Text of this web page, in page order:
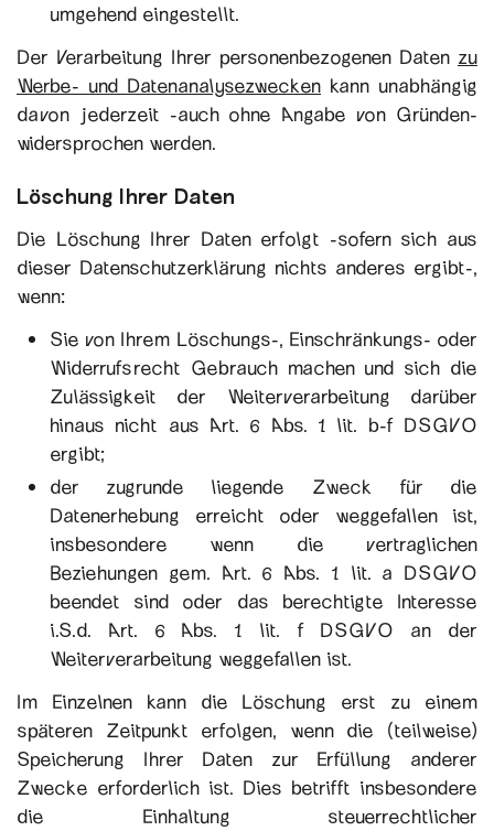
umgehend eingestellt.
Der Verarbeitung Ihrer personenbezogenen Daten zu
Werbe- und Datenanalysezwecken kann unabhängig
davon jederzeit -auch ohne Angabe von Gründen-
widersprochen werden.
Löschung Ihrer Daten
Die Löschung Ihrer Daten erfolgt -sofern sich aus
dieser Datenschutzerklärung nichts anderes ergibt-,
wenn:
Sie von Ihrem Löschungs-, Einschränkungs- oder
Widerrufsrecht Gebrauch machen und sich die
Zulässigkeit der Weiterverarbeitung darüber
hinaus nicht aus Art. 6 Abs. 1 lit. b-f DSGVO
ergibt;
der zugrunde liegende Zweck für die
Datenerhebung erreicht oder weggefallen ist,
insbesondere wenn die vertraglichen
Beziehungen gem. Art. 6 Abs. 1 lit. a DSGVO
beendet sind oder das berechtigte Interesse
i.S.d. Art. 6 Abs. 1 lit. f DSGVO an der
Weiterverarbeitung weggefallen ist.
Im Einzelnen kann die Löschung erst zu einem
späteren Zeitpunkt erfolgen, wenn die (teilweise)
Speicherung Ihrer Daten zur Erfüllung anderer
Zwecke erforderlich ist. Dies betrifft insbesondere
die Einhaltung steuerrechtlicher